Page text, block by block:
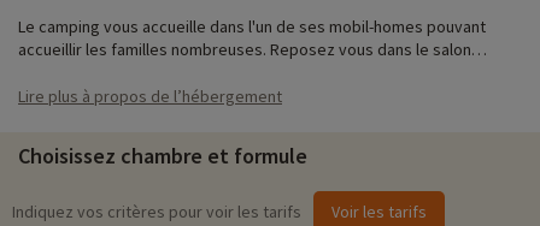
Le camping vous accueille dans l'un de ses mobil-homes pouvant
accueillir les familles nombreuses. Reposez vous dans le salon
vous amuser.
séjour comme : un bar restaurant, un espace aquatique mais encore
des terrains de sport ou une aire de jeux pour enfants.
Lire plus à propos de l’hébergement
Choisissez chambre et formule
Indiquez vos critères pour voir les tarifs Voir les tarifs